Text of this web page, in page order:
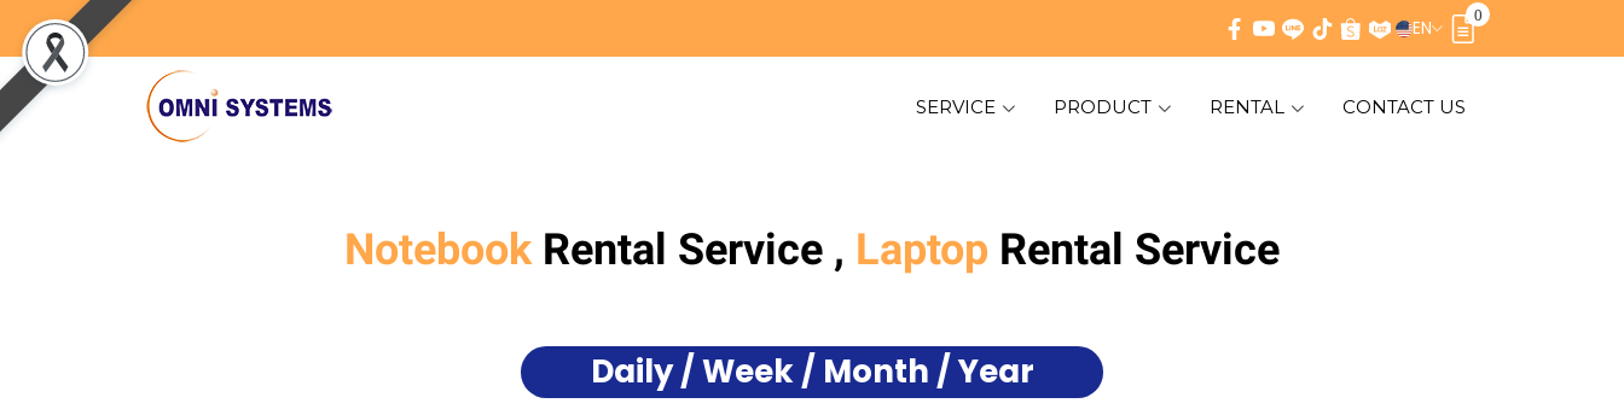
EN
0
SERVICE PRODUCT RENTAL CONTACT US
NotebookRental Service , Laptop Rental Service
Daily / Week / Month / Year